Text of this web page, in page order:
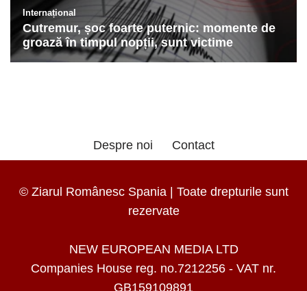
Despre noi Contact
© Ziarul Românesc Spania | Toate drepturile sunt
rezervate
NEW EUROPEAN MEDIA LTD
Companies House reg. no.7212256 - VAT nr.
GB159109891